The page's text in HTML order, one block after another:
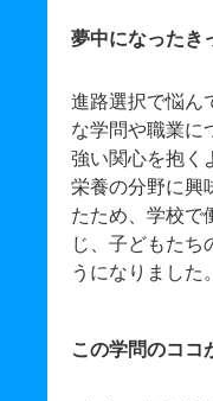
夢中になったき
進路選択で悩ん
な学問や職業に
強い関心を抱く
栄養の分野に興
たため、学校で
じ、子どもたち
うになりました。
この学問のココ